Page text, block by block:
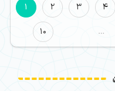
1
2 3 4
10
…